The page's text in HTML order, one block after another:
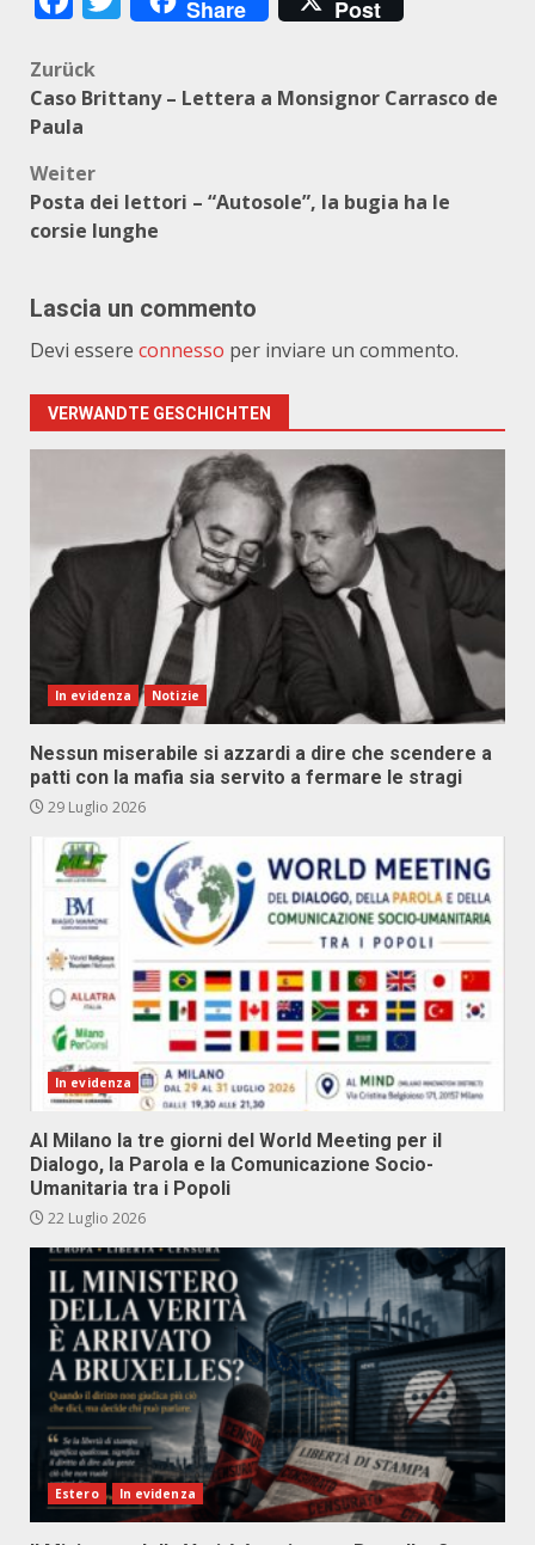
Share Post
Beitragsnavigation
Zurück
Caso Brittany – Lettera a Monsignor Carrasco de
Paula
Weiter
Posta dei lettori – “Autosole”, la bugia ha le
corsie lunghe
Lascia un commento
Devi essere connesso per inviare un commento.
VERWANDTE GESCHICHTEN
In evidenza Notizie
Nessun miserabile si azzardi a dire che scendere a
patti con la mafia sia servito a fermare le stragi
29 Luglio 2026
In evidenza
Al Milano la tre giorni del World Meeting per il
Dialogo, la Parola e la Comunicazione Socio-
Umanitaria tra i Popoli
22 Luglio 2026
Estero In evidenza